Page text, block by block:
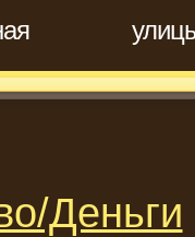
Деньги